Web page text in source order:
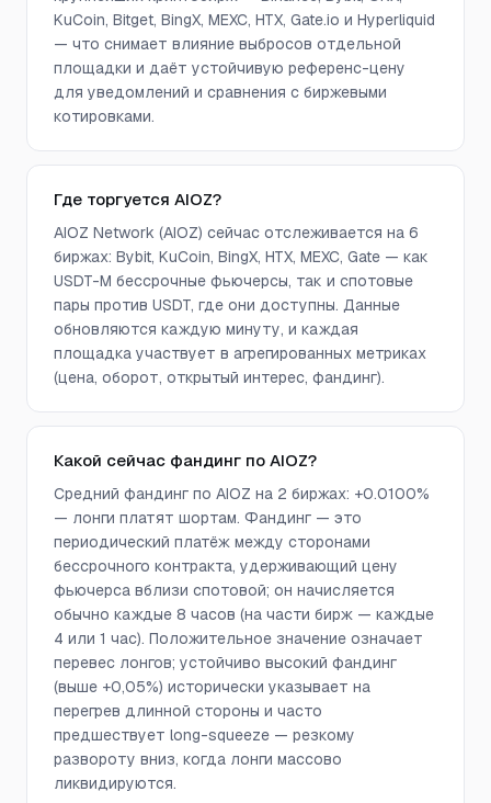
KuCoin, Bitget, BingX, MEXC, HTX, Gate.io и Hyperliquid
— что снимает влияние выбросов отдельной
площадки и даёт устойчивую референс-цену
для уведомлений и сравнения с биржевыми
котировками.
Где торгуется AIOZ?
AIOZ Network (AIOZ) сейчас отслеживается на 6
биржах: Bybit, KuCoin, BingX, HTX, MEXC, Gate — как
USDT-M бессрочные фьючерсы, так и спотовые
пары против USDT, где они доступны. Данные
обновляются каждую минуту, и каждая
площадка участвует в агрегированных метриках
(цена, оборот, открытый интерес, фандинг).
Какой сейчас фандинг по AIOZ?
Средний фандинг по AIOZ на 2 биржах: +0.0100%
— лонги платят шортам. Фандинг — это
периодический платёж между сторонами
бессрочного контракта, удерживающий цену
фьючерса вблизи спотовой; он начисляется
обычно каждые 8 часов (на части бирж — каждые
4 или 1 час). Положительное значение означает
перевес лонгов; устойчиво высокий фандинг
(выше +0,05%) исторически указывает на
перегрев длинной стороны и часто
предшествует long-squeeze — резкому
развороту вниз, когда лонги массово
ликвидируются.